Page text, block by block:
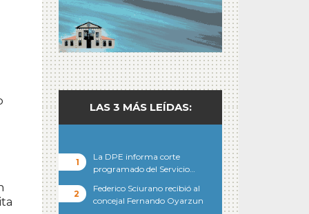
LAS 3 MÁS LEÍDAS:
La DPE informa corte
programado del Servicio…
Federico Sciurano recibió al
concejal Fernando Oyarzun